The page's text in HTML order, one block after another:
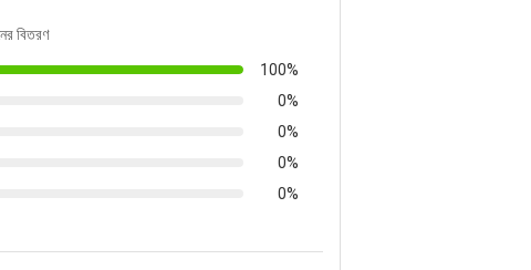
বিতরণ
100%
0%
0%
0%
0%